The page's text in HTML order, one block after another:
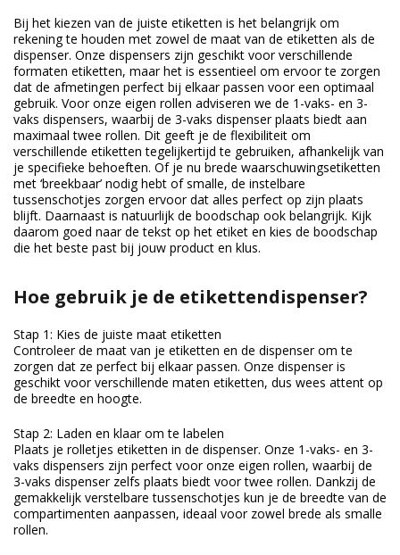
Bij het kiezen van de juiste etiketten is het belangrijk om
rekening te houden met zowel de maat van de etiketten als de
dispenser. Onze dispensers zijn geschikt voor verschillende
formaten etiketten, maar het is essentieel om ervoor te zorgen
dat de afmetingen perfect bij elkaar passen voor een optimaal
gebruik. Voor onze eigen rollen adviseren we de 1-vaks- en 3-
vaks dispensers, waarbij de 3-vaks dispenser plaats biedt aan
maximaal twee rollen. Dit geeft je de flexibiliteit om
verschillende etiketten tegelijkertijd te gebruiken, afhankelijk van
je specifieke behoeften. Of je nu brede waarschuwingsetiketten
met ‘breekbaar’ nodig hebt of smalle, de instelbare
tussenschotjes zorgen ervoor dat alles perfect op zijn plaats
blijft. Daarnaast is natuurlijk de boodschap ook belangrijk. Kijk
daarom goed naar de tekst op het etiket en kies de boodschap
die het beste past bij jouw product en klus.
Hoe gebruik je de etikettendispenser?
Stap 1: Kies de juiste maat etiketten
Controleer de maat van je etiketten en de dispenser om te
zorgen dat ze perfect bij elkaar passen. Onze dispenser is
geschikt voor verschillende maten etiketten, dus wees attent op
de breedte en hoogte.
Stap 2: Laden en klaar om te labelen
Plaats je rolletjes etiketten in de dispenser. Onze 1-vaks- en 3-
vaks dispensers zijn perfect voor onze eigen rollen, waarbij de
3-vaks dispenser zelfs plaats biedt voor twee rollen. Dankzij de
gemakkelijk verstelbare tussenschotjes kun je de breedte van de
compartimenten aanpassen, ideaal voor zowel brede als smalle
rollen.